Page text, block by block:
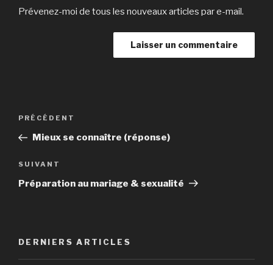
Prévenez-moi de tous les nouveaux articles par e-mail.
Navigation
l’article
Article
précédent
PRÉCÉDENT
Mieux se connaître (réponse)
Article
suivant
SUIVANT
Préparation au mariage & sexualité
DERNIERS ARTICLES